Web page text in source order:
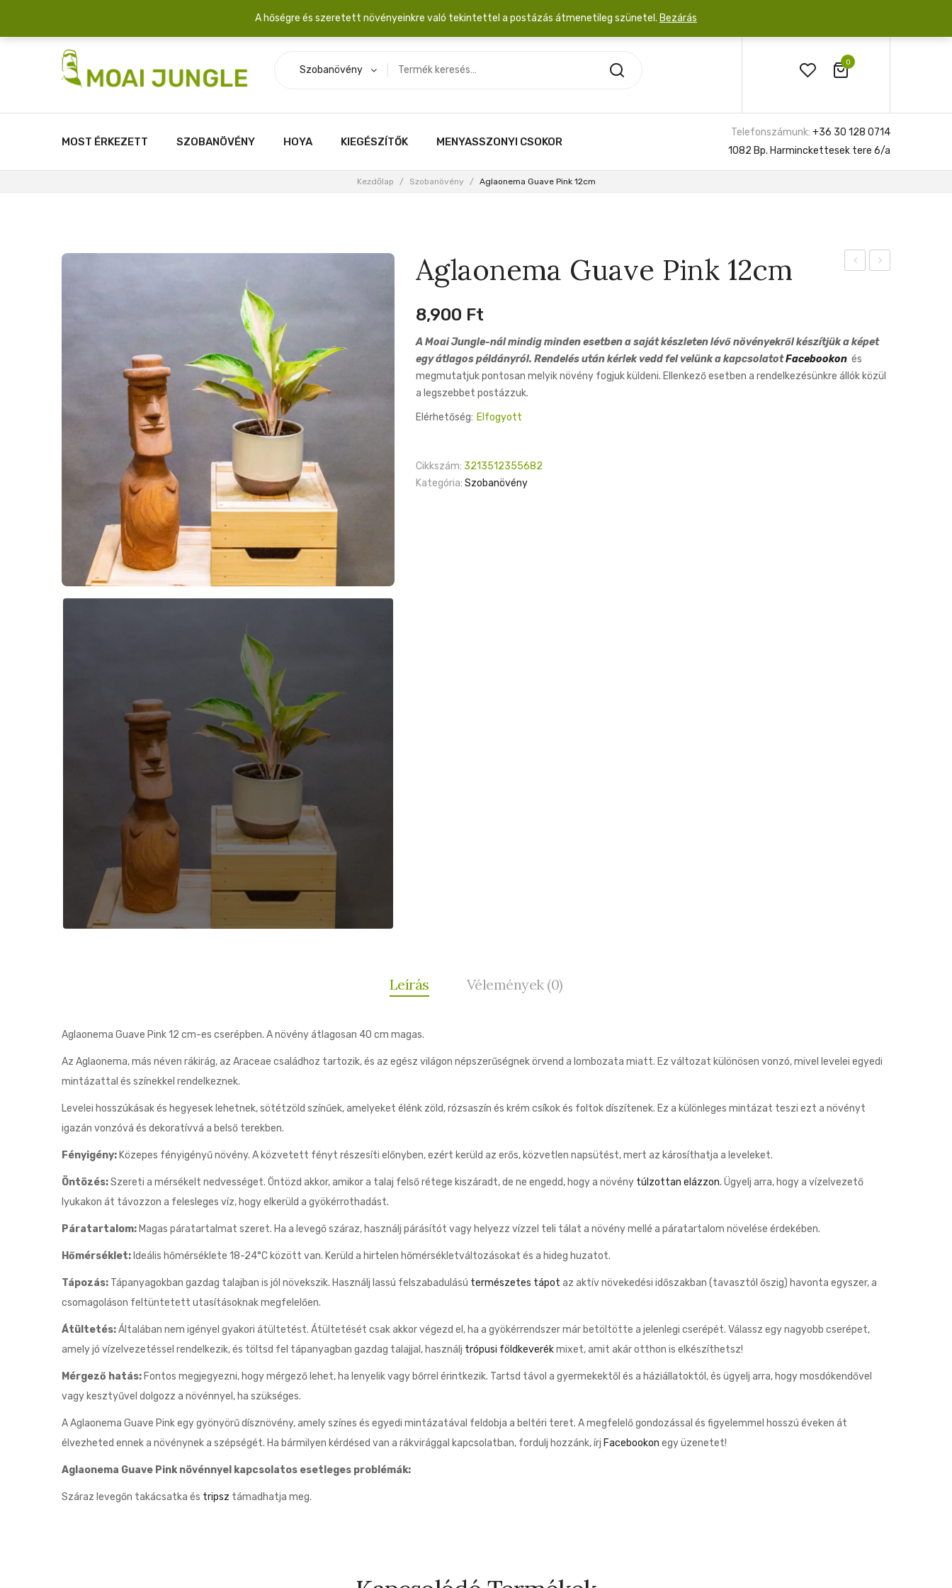
Szállítási díj: 2.200 Ft/csomag átlagosan 3-5 növény fér egy dobozba. 20.000 Ft érték felett INGYEN posta!
0
Szobanövény
MOST ÉRKEZETT SZOBANÖVÉNY HOYA KIEGÉSZÍTŐK MENYASSZONYI CSOKOR
Telefonszámunk: +36 30 128 0714
1082 Bp. Harminckettesek tere 6/a
Kezdőlap / Szobanövény / Aglaonema Guave Pink 12cm
Aglaonema Guave Pink 12cm
8,900 Ft
A Moai Jungle-nál mindig minden esetben a saját készleten lévő növényekről készítjük a képet
egy átlagos példányról. Rendelés után kérlek vedd fel velünk a kapcsolatotFacebookon és
megmutatjuk pontosan melyik növény fogjuk küldeni. Ellenkező esetben a rendelkezésünkre állók közül
a legszebbet postázzuk.
Elérhetőség: Elfogyott
Cikkszám: 3213512355682
Kategória: Szobanövény
Leírás Vélemények (0)
Aglaonema Guave Pink 12 cm-es cserépben. A növény átlagosan 40 cm magas.
Az Aglaonema, más néven rákirág, az Araceae családhoz tartozik, és az egész világon népszerűségnek örvend a lombozata miatt. Ez változat különösen vonzó, mivel levelei egyedi
mintázattal és színekkel rendelkeznek.
Levelei hosszúkásak és hegyesek lehetnek, sötétzöld színűek, amelyeket élénk zöld, rózsaszín és krém csíkok és foltok díszítenek. Ez a különleges mintázat teszi ezt a növényt
igazán vonzóvá és dekoratívvá a belső terekben.
Fényigény: Közepes fényigényű növény. A közvetett fényt részesíti előnyben, ezért kerüld az erős, közvetlen napsütést, mert az károsíthatja a leveleket.
Öntözés:Szereti a mérsékelt nedvességet. Öntözd akkor, amikor a talaj felső rétege kiszáradt, de ne engedd, hogy a növény túlzottan elázzon. Ügyelj arra, hogy a vízelvezető
lyukakon át távozzon a felesleges víz, hogy elkerüld a gyökérrothadást.
Páratartalom: Magas páratartalmat szeret. Ha a levegő száraz, használj párásítót vagy helyezz vízzel teli tálat a növény mellé a páratartalom növelése érdekében.
Hőmérséklet: Ideális hőmérséklete 18-24°C között van. Kerüld a hirtelen hőmérsékletváltozásokat és a hideg huzatot.
Tápozás: Tápanyagokban gazdag talajban is jól növekszik. Használj lassú felszabadulású természetes tápot az aktív növekedési időszakban (tavasztól őszig) havonta egyszer, a
csomagoláson feltüntetett utasításoknak megfelelően.
Átültetés:Általában nem igényel gyakori átültetést. Átültetését csak akkor végezd el, ha a gyökérrendszer már betöltötte a jelenlegi cserépét. Válassz egy nagyobb cserépet,
amely jó vízelvezetéssel rendelkezik, és töltsd fel tápanyagban gazdag talajjal, használj trópusi földkeverékmixet, amit akár otthon is elkészíthetsz!
Mérgező hatás: Fontos megjegyezni, hogy mérgező lehet, ha lenyelik vagy bőrrel érintkezik. Tartsd távol a gyermekektől és a háziállatoktól, és ügyelj arra, hogy mosdókendővel
vagy kesztyűvel dolgozz a növénnyel, ha szükséges.
A Aglaonema Guave Pink egy gyönyörű dísznövény, amely színes és egyedi mintázatával feldobja a beltéri teret. A megfelelő gondozással és figyelemmel hosszú éveken át
élvezheted ennek a növénynek a szépségét. Ha bármilyen kérdésed van a rákvirággal kapcsolatban, fordulj hozzánk, írj Facebookon egy üzenetet!
Aglaonema Guave Pink növénnyel kapcsolatos esetleges problémák:
Száraz levegőn takácsatka és tripsz támadhatja meg.
A hőségre és szeretett növényeinkre való tekintettel a postázás átmenetileg szünetel. Bezárás